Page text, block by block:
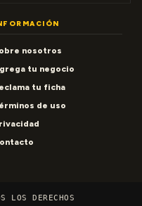
nosotros
tu negocio
tu ficha
de uso
LOS DERECHOS